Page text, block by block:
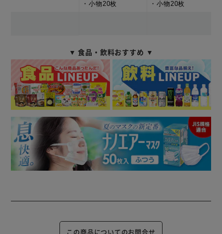
・小物20枚
・小物20枚
▼ 食品・飲料おすすめ ▼
この商品についてのお問合せ